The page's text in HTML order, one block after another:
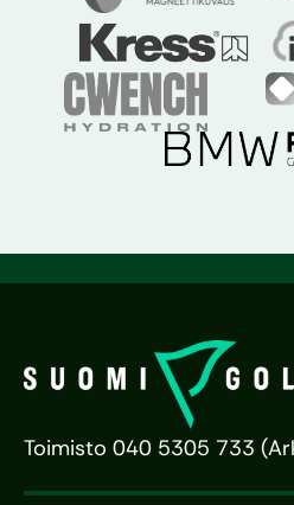
Toimisto 040 5305 733